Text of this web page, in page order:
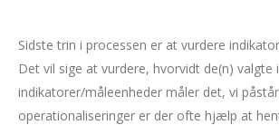
Sidste trin i processen er at vurdere
Det vil sige at vurdere, hvorvidt de(n)
indikatorer/måleenheder måler det, vi
operationaliseringer er der ofte hjælp at